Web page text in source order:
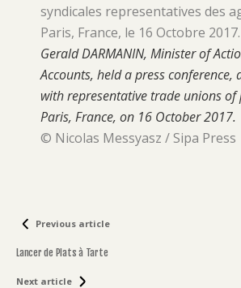
syndicales representatives des
Paris, France, le 16 Octobre 2017.
Gerald DARMANIN, Minister of
Accounts, held a press conference,
with representative trade unions
Paris, France, on 16 October 2017.
© Nicolas Messyasz / Sipa Press
Previous article
Lancer de Plats à Tarte
Next article